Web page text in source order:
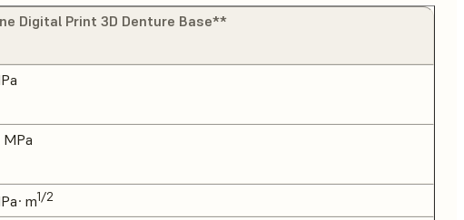
Digital Print 3D Denture Base**
MPa
1/2